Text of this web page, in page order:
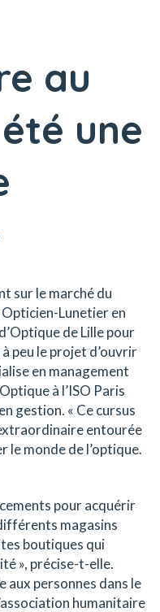
au
une
sur le marché du
Lunetier en
de Lille pour
peu le projet d’ouvrir
en management
à l’ISO Paris
gestion. « Ce cursus
extraordinaire entourée
le monde de l’optique.
pour acquérir
magasins
boutiques qui
», précise-t-elle.
aux personnes dans le
humanitaire